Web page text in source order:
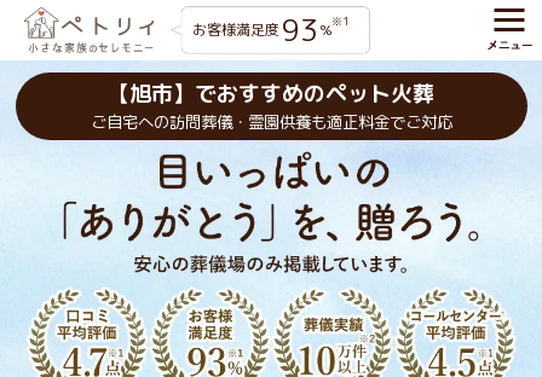
お客様満足度 93 %※1
【旭市】でおすすめのペット火葬
ご自宅への訪問葬儀・霊園供養も適正料金でご対応